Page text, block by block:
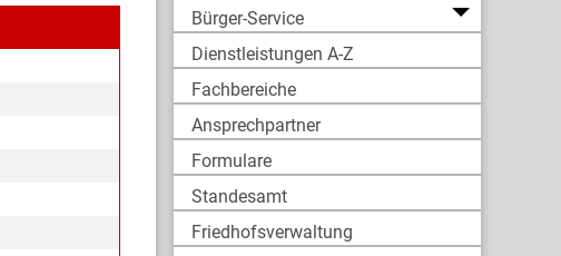
Bürger-Service
Dienstleistungen A-Z
Fachbereiche
Ansprechpartner
Formulare
Standesamt
Friedhofsverwaltung